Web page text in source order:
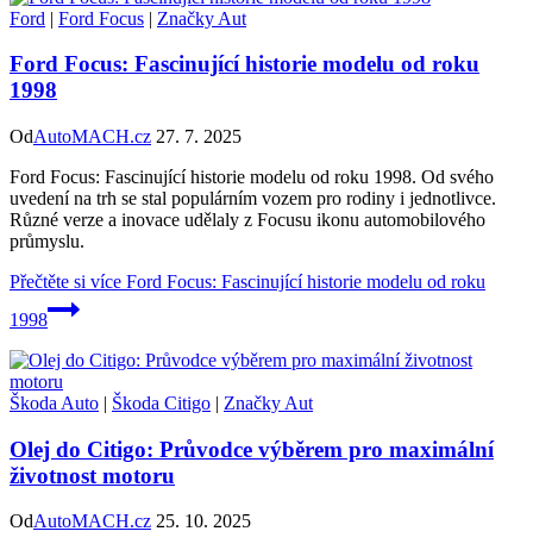
Ford | Ford Focus | Značky Aut
Ford Focus: Fascinující historie modelu od roku
1998
OdAutoMACH.cz 27. 7. 2025
Ford Focus: Fascinující historie modelu od roku 1998. Od svého
uvedení na trh se stal populárním vozem pro rodiny i jednotlivce.
Různé verze a inovace udělaly z Focusu ikonu automobilového
průmyslu.
Přečtěte si více Ford Focus: Fascinující historie modelu od roku
1998
Škoda Auto | Škoda Citigo | Značky Aut
Olej do Citigo: Průvodce výběrem pro maximální
životnost motoru
OdAutoMACH.cz 25. 10. 2025